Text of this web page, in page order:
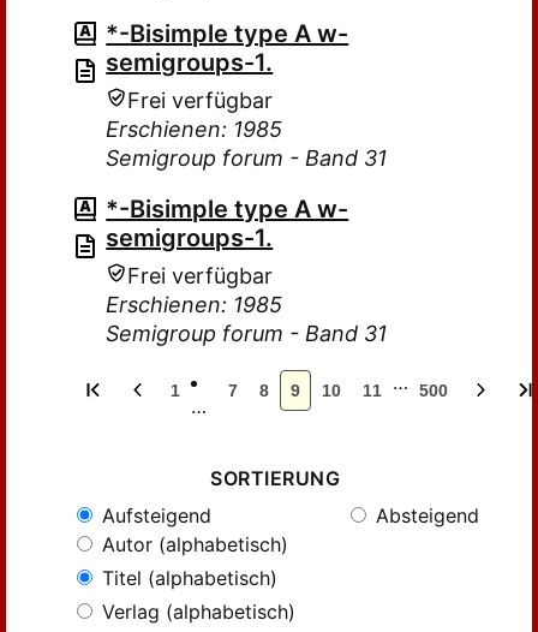
*-Bisimple type A w-
semigroups-1.
Frei verfügbar
Erschienen: 1985
Semigroup forum - Band 31
*-Bisimple type A w-
semigroups-1.
Frei verfügbar
Erschienen: 1985
Semigroup forum - Band 31
1
…
7 8 9 10 11 … 500
SORTIERUNG
Aufsteigend
Absteigend
Autor (alphabetisch)
Titel (alphabetisch)
Verlag (alphabetisch)